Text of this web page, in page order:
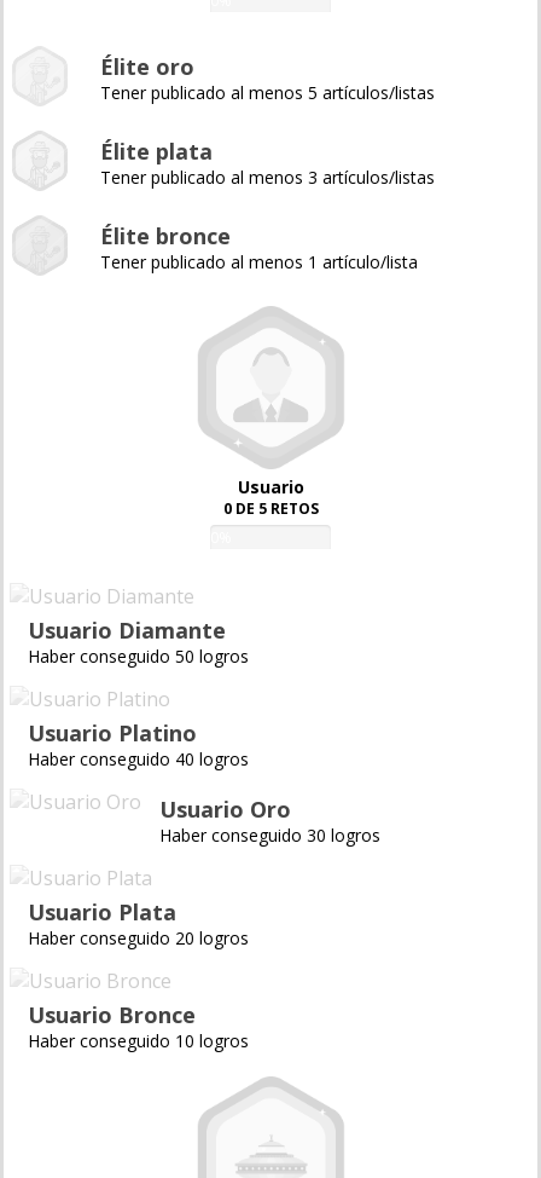
Élite oro
Tener publicado al menos 5 artículos/listas
Élite plata
Tener publicado al menos 3 artículos/listas
Élite bronce
Tener publicado al menos 1 artículo/lista
Usuario
0 DE 5 RETOS
Usuario Diamante
Haber conseguido 50 logros
Usuario Platino
Haber conseguido 40 logros
Usuario Oro
Haber conseguido 30 logros
Usuario Plata
Haber conseguido 20 logros
Usuario Bronce
Haber conseguido 10 logros